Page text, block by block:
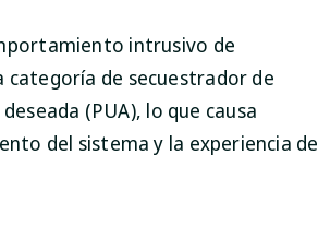
intrusivo de
de secuestrador de
(PUA), lo que causa
del sistema y la experiencia de